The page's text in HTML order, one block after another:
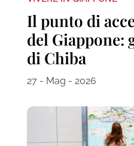
Il punto di
del Giappone:
di Chiba
27 - Mag - 2026